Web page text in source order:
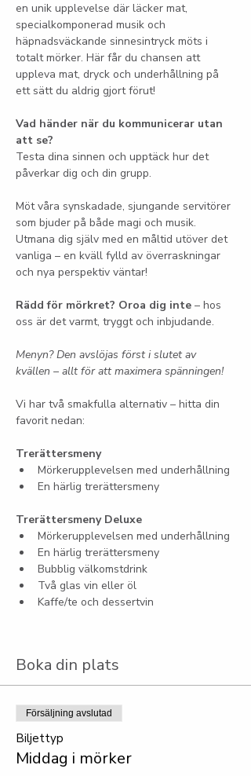
en unik upplevelse där läcker mat,
specialkomponerad musik och
häpnadsväckande sinnesintryck möts i
totalt mörker. Här får du chansen att
uppleva mat, dryck och underhållning på
ett sätt du aldrig gjort förut!
Vad händer när du kommunicerar utan
att se?
Testa dina sinnen och upptäck hur det
påverkar dig och din grupp.
Möt våra synskadade, sjungande servitörer
som bjuder på både magi och musik.
Utmana dig själv med en måltid utöver det
vanliga – en kväll fylld av överraskningar
och nya perspektiv väntar!
Rädd för mörkret? Oroa dig inte – hos
oss är det varmt, tryggt och inbjudande.
Menyn? Den avslöjas först i slutet av
kvällen – allt för att maximera spänningen!
Vi har två smakfulla alternativ – hitta din
favorit nedan:
Trerättersmeny
Mörkerupplevelsen med underhållning
En härlig trerättersmeny
Trerättersmeny Deluxe
Mörkerupplevelsen med underhållning
En härlig trerättersmeny
Bubblig välkomstdrink
Två glas vin eller öl
Kaffe/te och dessertvin
Boka din plats
Försäljning avslutad
Biljettyp
Middag i mörker